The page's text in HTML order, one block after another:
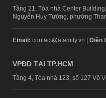
Tầng 21, Tòa nhà Center
Nguyễn Huy Tưởng, phường
Email: contact@afamily.vn | Điện
VPĐD TẠI TP.HCM
Tầng 4, Tòa nhà 123, số 127 Võ